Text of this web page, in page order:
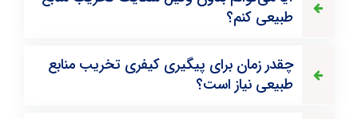
طبیعی کنم؟
چقدر زمان برای پیگیری کیفری تخریب منابع
طبیعی نیاز است؟